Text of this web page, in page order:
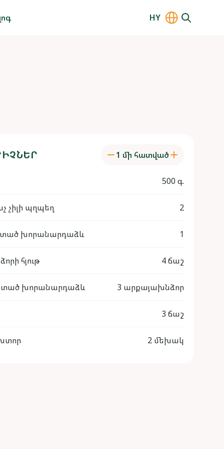
HY
1 մի հատված
500 գ.
չիլի պղպեղ 2
խորանարդաձև 1
հյութ 4 ճաշ
խորանարդաձև 3 արքայախնձոր
3 ճաշ
2 մեխակ